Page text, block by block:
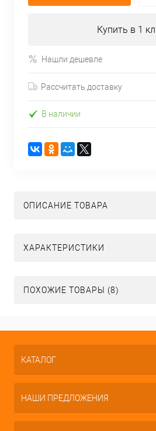
Купить в 1
Нашли дешевле
Рассчитать доставку
В наличии
ОПИСАНИЕ ТОВАРА
ХАРАКТЕРИСТИКИ
ПОХОЖИЕ ТОВАРЫ (8)
КАТАЛОГ
НАШИ ПРЕДЛОЖЕНИЯ